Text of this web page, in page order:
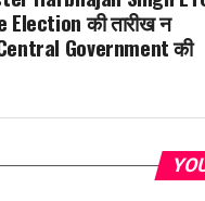
Election की तारीख न
Government की